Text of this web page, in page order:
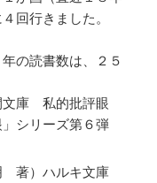
回行きました。
の読書数は、２５
庫 私的批評眼
シリーズ第６弾
著）ハルキ文庫